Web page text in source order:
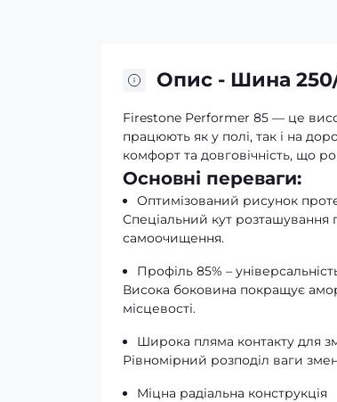
Опис - Шина 250/
Firestone Performer 85 — це
працюють як у полі, так і на
комфорт та довговічність, що
Основні переваги:
Оптимізований рисунок
Спеціальний кут розташування
самоочищення.
Профіль 85% –
Висока боковина покращує
місцевості.
Широка пляма контакту для
Рівномірний розподіл ваги
Міцна радіальна конструкція